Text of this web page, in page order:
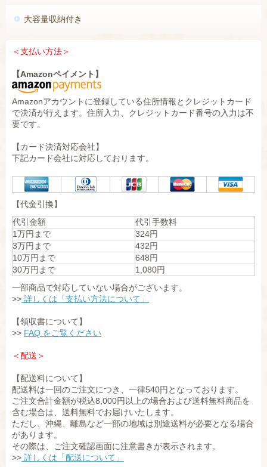
大容量収納付き
＜支払い方法＞
【Amazonペイメント】
Amazonアカウントに登録している住所情報とクレジットカード
で決済が行えます。住所入力、クレジットカード番号の入力は不
要です。
【カード決済対応会社】
下記カード会社に対応しております。
【代金引換】
代引金額
代引手数料
1万円まで
324円
3万円まで
432円
10万円まで
648円
30万円まで
1,080円
一部商品で対応していない場合がございます。
>>詳しくは「支払い方法について」
【領収書について】
>> FAQ をご覧ください
＜配送＞
【配送料について】
配送料は一回のご注文につき、一律540円となっております。
ご注文合計金額が税込8,000円以上の場合および送料無料商品を
含む場合は、送料無料でお届けいたします。
ただし、沖縄、離島など一部の地域は別途送料が必要となる場合
があります。
その際は、ご注文確認画面に注意書きが表示されます。
>>詳しくは「配送について」